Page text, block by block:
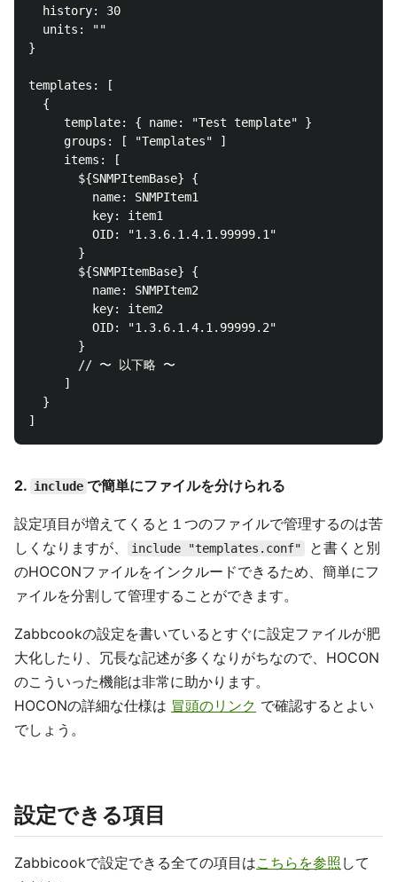
  history: 30
  units: ""
}
templates: [
  {
     template: { name: "Test template" }
     groups: [ "Templates" ]
     items: [
       ${SNMPItemBase} {
         name: SNMPItem1
         key: item1
         OID: "1.3.6.1.4.1.99999.1"
       }
       ${SNMPItemBase} {
         name: SNMPItem2
         key: item2
         OID: "1.3.6.1.4.1.99999.2"
       }
       // 〜 以下略 〜
     ]
  }
2. include で簡単にファイルを分けられる
設定項目が増えてくると１つのファイルで管理するのは苦
しくなりますが、
include "templates.conf"
と書くと別
のHOCONファイルをインクルードできるため、簡単にフ
ァイルを分割して管理することができます。
Zabbcookの設定を書いているとすぐに設定ファイルが肥
大化したり、冗長な記述が多くなりがちなので、HOCON
のこういった機能は非常に助かります。
HOCONの詳細な仕様は 冒頭のリンク で確認するとよい
でしょう。
設定できる項目
Zabbicookで設定できる全ての項目はこちらを参照 して